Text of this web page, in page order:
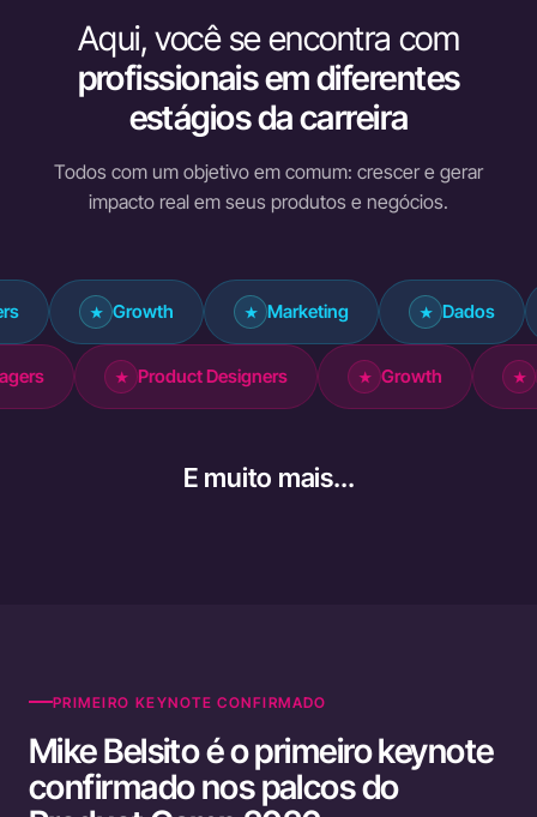
Aqui, você se encontra com
profissionais em diferentes
estágios da carreira
Todos com um objetivo em comum: crescer e gerar
impacto real em seus produtos e negócios.
★ Growth ★ Marketing ★ Dados ★
Managers ★ Product Designers Growth
E muito mais...
PRIMEIRO KEYNOTE CONFIRMADO
Mike Belsito é o primeiro keynote
confirmado nos palcos do